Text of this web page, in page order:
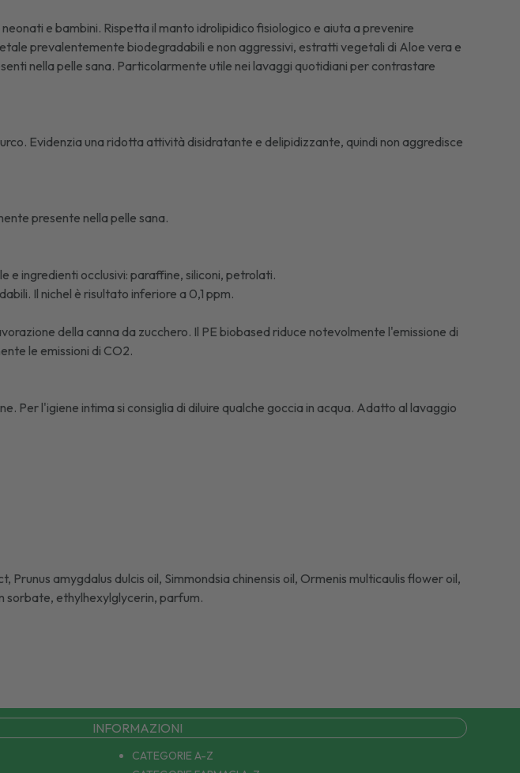
e bambini. Rispetta il manto idrolipidico fisiologico e aiuta a prevenire
prevalentemente biodegradabili e non aggressivi, estratti vegetali di Aloe vera e
nella pelle sana. Particolarmente utile nei lavaggi quotidiani per contrastare
Evidenzia una ridotta attività disidratante e delipidizzante, quindi non aggredisce
presente nella pelle sana.
e ingredienti occlusivi: paraffine, siliconi, petrolati.
Il nichel è risultato inferiore a 0,1 ppm.
della canna da zucchero. Il PE biobased riduce notevolmente l'emissione di
le emissioni di CO2.
Per l'igiene intima si consiglia di diluire qualche goccia in acqua. Adatto al lavaggio
amygdalus dulcis oil, Simmondsia chinensis oil, Ormenis multicaulis flower oil,
sorbate, ethylhexylglycerin, parfum.
INFORMAZIONI
CATEGORIE A-Z